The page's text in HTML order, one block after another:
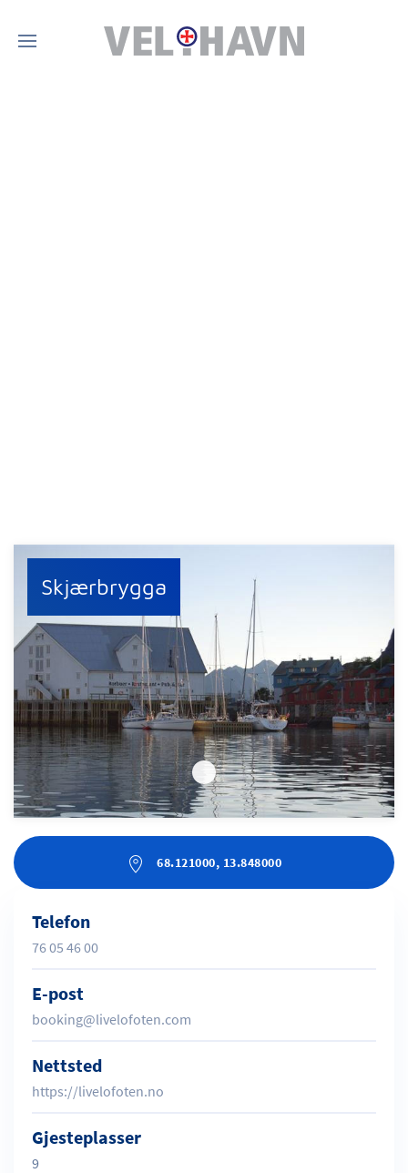
Skjærbrygga
68.121000, 13.848000
Telefon
76 05 46 00
E-post
booking@livelofoten.com
Nettsted
https://livelofoten.no
Gjesteplasser
9